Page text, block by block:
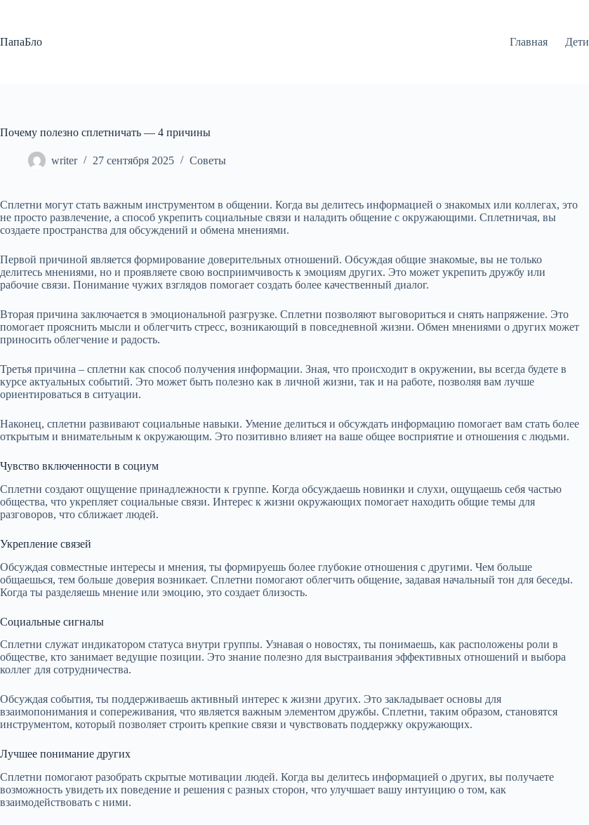
ПапаБло
Главная Дети
Почему полезно сплетничать — 4 причины
writer 27 сентября 2025 Советы
Сплетни могут стать важным инструментом в общении. Когда вы делитесь информацией о знакомых или коллегах, это
не просто развлечение, а способ укрепить социальные связи и наладить общение с окружающими. Сплетничая, вы
создаете пространства для обсуждений и обмена мнениями.
Первой причиной является формирование доверительных отношений. Обсуждая общие знакомые, вы не только
делитесь мнениями, но и проявляете свою восприимчивость к эмоциям других. Это может укрепить дружбу или
рабочие связи. Понимание чужих взглядов помогает создать более качественный диалог.
Вторая причина заключается в эмоциональной разгрузке. Сплетни позволяют выговориться и снять напряжение. Это
помогает прояснить мысли и облегчить стресс, возникающий в повседневной жизни. Обмен мнениями о других может
приносить облегчение и радость.
Третья причина – сплетни как способ получения информации. Зная, что происходит в окружении, вы всегда будете в
курсе актуальных событий. Это может быть полезно как в личной жизни, так и на работе, позволяя вам лучше
ориентироваться в ситуации.
Наконец, сплетни развивают социальные навыки. Умение делиться и обсуждать информацию помогает вам стать более
открытым и внимательным к окружающим. Это позитивно влияет на ваше общее восприятие и отношения с людьми.
Чувство включенности в социум
Сплетни создают ощущение принадлежности к группе. Когда обсуждаешь новинки и слухи, ощущаешь себя частью
общества, что укрепляет социальные связи. Интерес к жизни окружающих помогает находить общие темы для
разговоров, что сближает людей.
Укрепление связей
Обсуждая совместные интересы и мнения, ты формируешь более глубокие отношения с другими. Чем больше
общаешься, тем больше доверия возникает. Сплетни помогают облегчить общение, задавая начальный тон для беседы.
Когда ты разделяешь мнение или эмоцию, это создает близость.
Социальные сигналы
Сплетни служат индикатором статуса внутри группы. Узнавая о новостях, ты понимаешь, как расположены роли в
обществе, кто занимает ведущие позиции. Это знание полезно для выстраивания эффективных отношений и выбора
коллег для сотрудничества.
Обсуждая события, ты поддерживаешь активный интерес к жизни других. Это закладывает основы для
взаимопонимания и сопереживания, что является важным элементом дружбы. Сплетни, таким образом, становятся
инструментом, который позволяет строить крепкие связи и чувствовать поддержку окружающих.
Лучшее понимание других
Сплетни помогают разобрать скрытые мотивации людей. Когда вы делитесь информацией о других, вы получаете
возможность увидеть их поведение и решения с разных сторон, что улучшает вашу интуицию о том, как
взаимодействовать с ними.